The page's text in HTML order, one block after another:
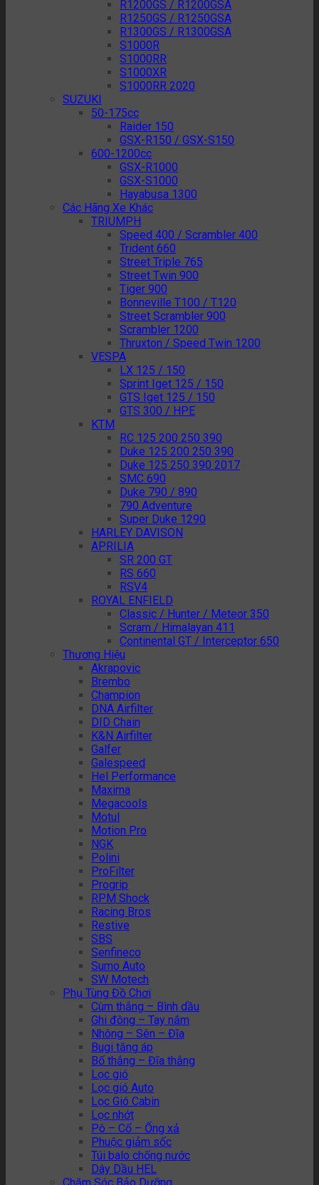
R1200GS / R1200GSA
R1250GS / R1250GSA
R1300GS / R1300GSA
S1000R
S1000RR
S1000XR
S1000RR 2020
SUZUKI
50-175cc
Raider 150
GSX-R150 / GSX-S150
600-1200cc
GSX-R1000
GSX-S1000
Hayabusa 1300
Các Hãng Xe Khác
TRIUMPH
Speed 400 / Scrambler 400
Trident 660
Street Triple 765
Street Twin 900
Tiger 900
Bonneville T100 / T120
Street Scrambler 900
Scrambler 1200
Thruxton / Speed Twin 1200
VESPA
LX 125 / 150
Sprint Iget 125 / 150
GTS Iget 125 / 150
GTS 300 / HPE
KTM
RC 125 200 250 390
Duke 125 200 250 390
Duke 125 250 390 2017
SMC 690
Duke 790 / 890
790 Adventure
Super Duke 1290
HARLEY DAVISON
APRILIA
SR 200 GT
RS 660
RSV4
ROYAL ENFIELD
Classic / Hunter / Meteor 350
Scram / Himalayan 411
Continental GT / Interceptor 650
Thương Hiệu
Akrapovic
Brembo
Champion
DNA Airfilter
DID Chain
K&N Airfilter
Galfer
Galespeed
Hel Performance
Maxima
Megacools
Motul
Motion Pro
NGK
Polini
ProFilter
Progrip
RPM Shock
Racing Bros
Restive
SBS
Senfineco
Sumo Auto
SW Motech
Phụ Tùng Đồ Chơi
Cùm thắng – Bình dầu
Ghi đông – Tay nắm
Nhông – Sên – Đĩa
Bugi tăng áp
Bố thắng – Đĩa thắng
Lọc gió
Lọc gió Auto
Lọc Gió Cabin
Lọc nhớt
Pô – Cổ – Ống xả
Phuộc giảm sốc
Túi balo chống nước
Dây Dầu HEL